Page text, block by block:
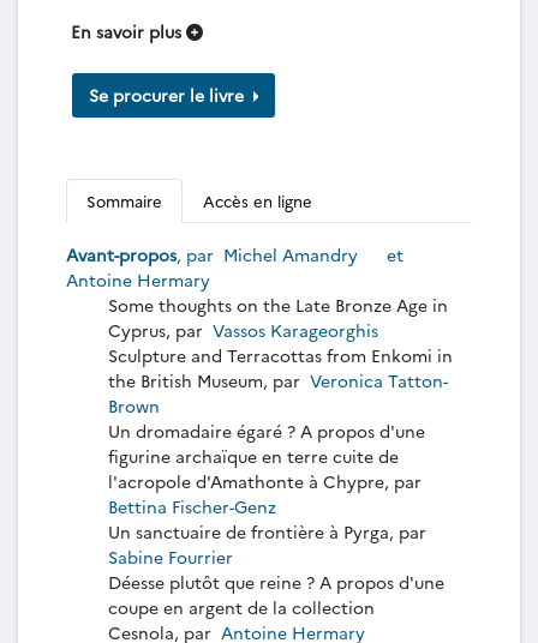
En savoir plus
Se procurer le livre
Sommaire Accès en ligne
Avant-propos, par Michel Amandry
et
Antoine Hermary
Some thoughts on the Late Bronze Age in
Cyprus, par Vassos Karageorghis
Sculpture and Terracottas from Enkomi in
the British Museum, par Veronica Tatton-
Brown
Un dromadaire égaré ? A propos d'une
figurine archaïque en terre cuite de
l'acropole d'Amathonte à Chypre, par
Bettina Fischer-Genz
Un sanctuaire de frontière à Pyrga, par
Sabine Fourrier
Déesse plutôt que reine ? A propos d'une
coupe en argent de la collection
Cesnola, par Antoine Hermary